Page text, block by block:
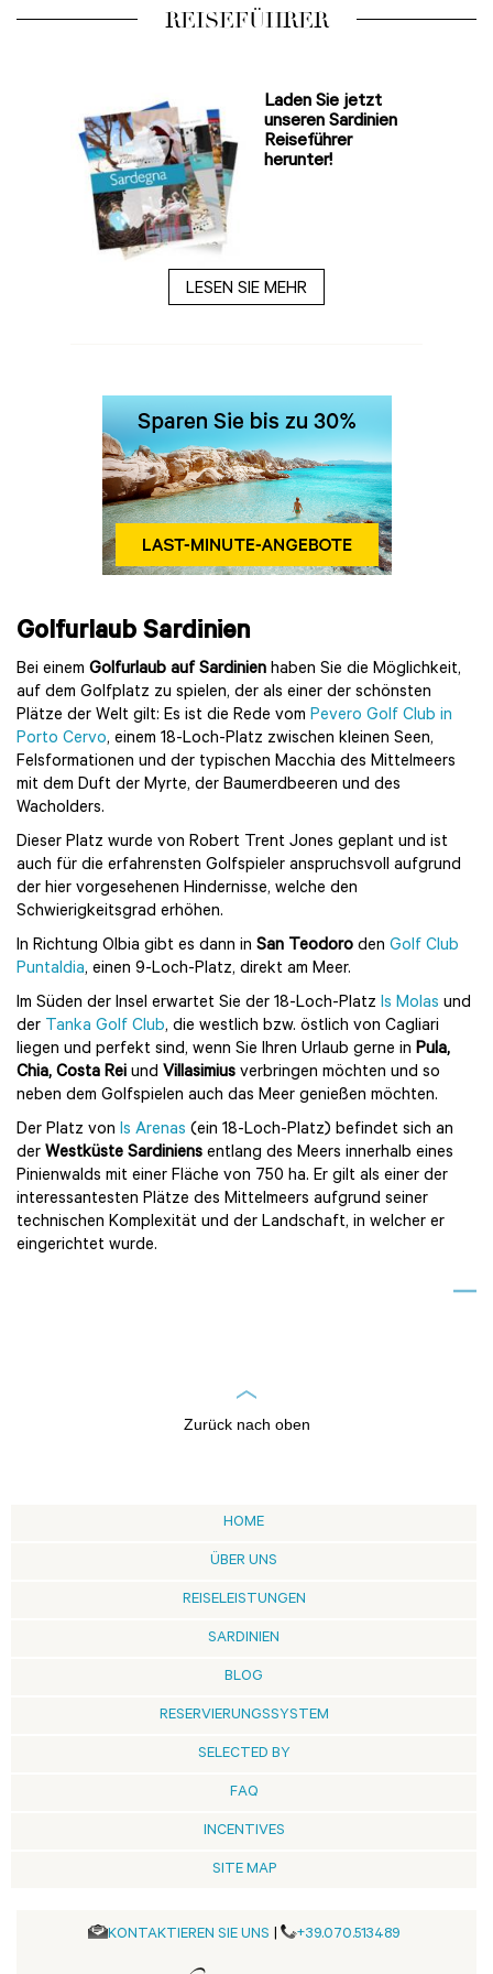
REISEFÜHRER
Laden Sie jetzt
unseren Sardinien
Reiseführer
herunter!
LESEN SIE MEHR
Golfurlaub Sardinien
Bei einem Golfurlaub auf Sardinien haben Sie die Möglichkeit,
auf dem Golfplatz zu spielen, der als einer der schönsten
Plätze der Welt gilt: Es ist die Rede vom Pevero Golf Club in
Porto Cervo, einem 18-Loch-Platz zwischen kleinen Seen,
Felsformationen und der typischen Macchia des Mittelmeers
mit dem Duft der Myrte, der Baumerdbeeren und des
Wacholders.
Dieser Platz wurde von Robert Trent Jones geplant und ist
auch für die erfahrensten Golfspieler anspruchsvoll aufgrund
der hier vorgesehenen Hindernisse, welche den
Schwierigkeitsgrad erhöhen.
In Richtung Olbia gibt es dann in San Teodoro den Golf Club
Puntaldia, einen 9-Loch-Platz, direkt am Meer.
Im Süden der Insel erwartet Sie der 18-Loch-Platz Is Molas und
der Tanka Golf Club, die westlich bzw. östlich von Cagliari
liegen und perfekt sind, wenn Sie Ihren Urlaub gerne in Pula,
Chia, Costa Rei und Villasimius verbringen möchten und so
neben dem Golfspielen auch das Meer genießen möchten.
Der Platz von Is Arenas (ein 18-Loch-Platz) befindet sich an
der Westküste Sardiniens entlang des Meers innerhalb eines
Pinienwalds mit einer Fläche von 750 ha. Er gilt als einer der
interessantesten Plätze des Mittelmeers aufgrund seiner
technischen Komplexität und der Landschaft, in welcher er
eingerichtet wurde.
Zurück nach oben
HOME
ÜBER UNS
REISELEISTUNGEN
SARDINIEN
BLOG
RESERVIERUNGSSYSTEM
SELECTED BY
FAQ
INCENTIVES
SITE MAP
KONTAKTIEREN SIE UNS +39.070.513489